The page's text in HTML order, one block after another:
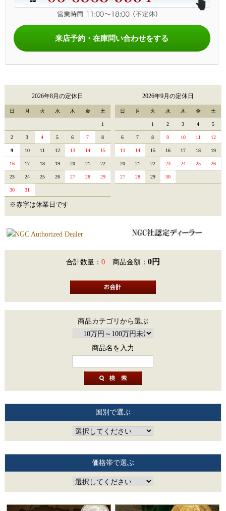
来店予約・在庫問い合わせをする
2026年8月の定休日
日 月 火 水 木 金 土
1
2 3 4 5 6 7 8
9 10 11 12 13 14 15
16 17 18 19 20 21 22
23 24 25 26 27 28 29
30 31
2026年9月の定休日
日 月 火 水 木 金 土
1 2 3 4 5
6 7 8 9 10 11 12
13 14 15 16 17 18 19
20 21 22 23 24 25 26
27 28 29 30
※赤字は休業日です
合計数量： 0 商品金額： 0円
商品カテゴリから選ぶ
商品名を入力
国別で選ぶ
価格帯で選ぶ